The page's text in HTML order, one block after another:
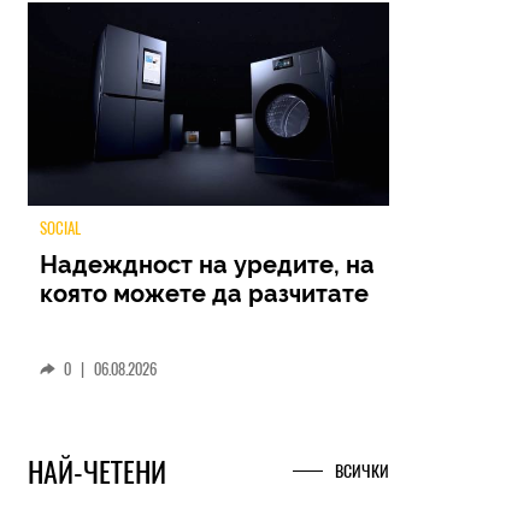
TECH
Ultra – ново име, познато